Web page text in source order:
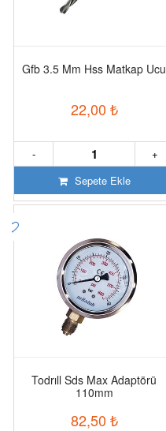
Gfb 3.5 Mm Hss Matkap Ucu
22,00 ₺
+
-
Sepete Ekle
Todrıll Sds Max Adaptörü
110mm
82,50 ₺